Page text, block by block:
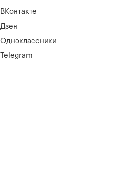
ВКонтакте
Дзен
Одноклассники
Telegram